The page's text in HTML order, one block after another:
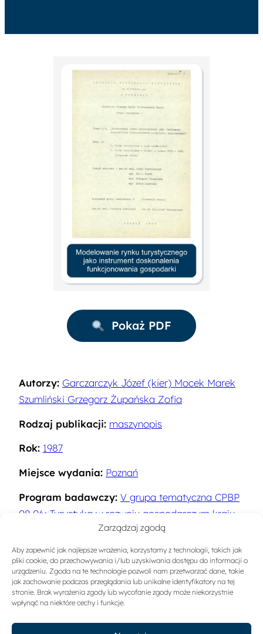
Zarządzaj zgodą
Aby zapewnić jak najlepsze wrażenia, korzystamy z technologii, takich jak
pliki cookie, do przechowywania i/lub uzyskiwania dostępu do informacji o
urządzeniu. Zgoda na te technologie pozwoli nam przetwarzać dane, takie
jak zachowanie podczas przeglądania lub unikalne identyfikatory na tej
stronie. Brak wyrażenia zgody lub wycofanie zgody może niekorzystnie
wpłynąć na niektóre cechy i funkcje.
Pokaż PDF
Autorzy: Garczarczyk Józef (kier) Mocek Marek
Szumliński Grzegorz Żupańska Zofia
Rodzaj publikacji: maszynopis
Rok: 1987
Miejsce wydania: Poznań
Program badawczy: V grupa tematyczna CPBP
08.06: Turystyka w rozwoju gospodarczym kraju.
Doskonalenie zasad funkcjonowania gospodarki
turystycznej
Słowa kluczowe: Rynek turystyczny
Sygnatura:A-1057-1